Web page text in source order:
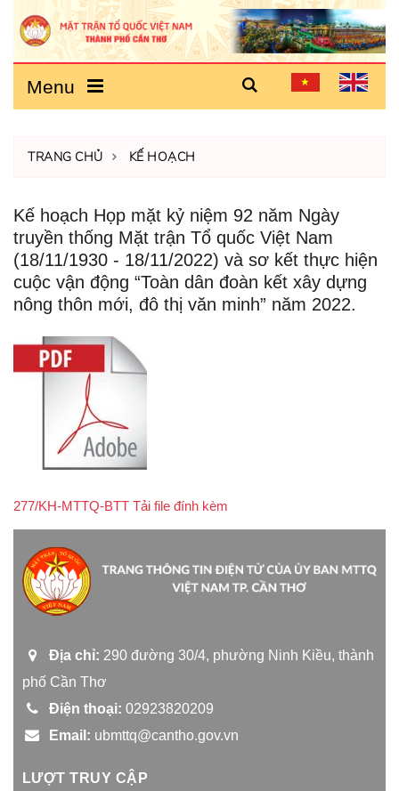
Menu
TRANG CHỦ KẾ HOẠCH
Kế hoạch Họp mặt kỷ niệm 92 năm Ngày
truyền thống Mặt trận Tổ quốc Việt Nam
(18/11/1930 - 18/11/2022) và sơ kết thực hiện
cuộc vận động “Toàn dân đoàn kết xây dựng
nông thôn mới, đô thị văn minh” năm 2022.
277/KH-MTTQ-BTT Tải file đính kèm
Địa chỉ: 290 đường 30/4, phường Ninh Kiều, thành
phố Cần Thơ
Điện thoại: 02923820209
Email: ubmttq@cantho.gov.vn
LƯỢT TRUY CẬP